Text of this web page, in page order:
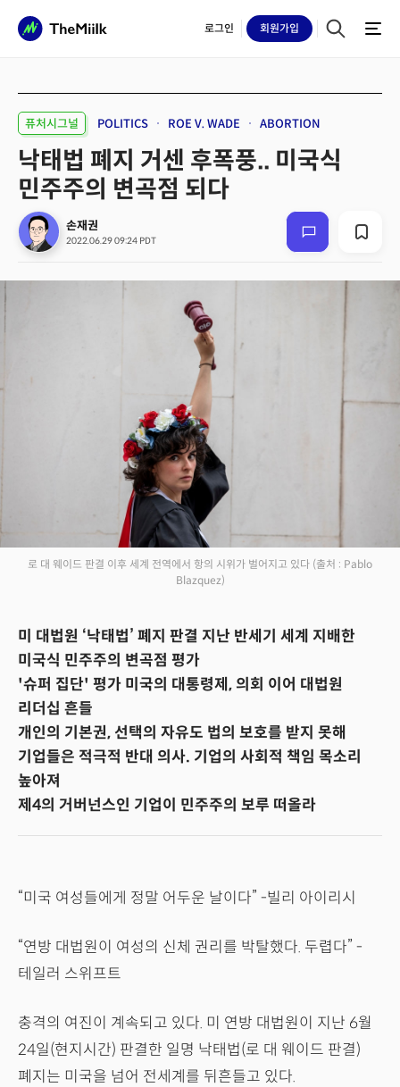
로그인 회원가입
퓨처시그널 POLITICS ROE V. WADE ABORTION
낙태법 폐지 거센 후폭풍.. 미국식
민주주의 변곡점 되다
손재권
2022.06.29 09:24 PDT
로 대 웨이드 판결 이후 세계 전역에서 항의 시위가 벌어지고 있다 (출처 : Pablo
Blazquez)
미 대법원 ‘낙태법’ 폐지 판결 지난 반세기 세계 지배한
미국식 민주주의 변곡점 평가
'슈퍼 집단' 평가 미국의 대통령제, 의회 이어 대법원
리더십 흔들
개인의 기본권, 선택의 자유도 법의 보호를 받지 못해
기업들은 적극적 반대 의사. 기업의 사회적 책임 목소리
높아져
제4의 거버넌스인 기업이 민주주의 보루 떠올라
“미국 여성들에게 정말 어두운 날이다” -빌리 아이리시
“연방 대법원이 여성의 신체 권리를 박탈했다. 두렵다” -
테일러 스위프트
충격의 여진이 계속되고 있다. 미 연방 대법원이 지난 6월
24일(현지시간) 판결한 일명 낙태법(로 대 웨이드 판결)
폐지는 미국을 넘어 전세계를 뒤흔들고 있다.